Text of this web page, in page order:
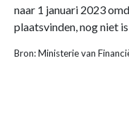
naar 1 januari 2023
plaatsvinden, nog niet
Bron: Ministerie van